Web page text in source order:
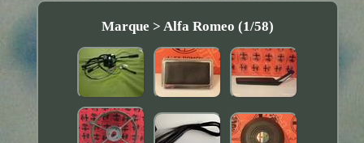
Marque > Alfa Romeo (1/58)